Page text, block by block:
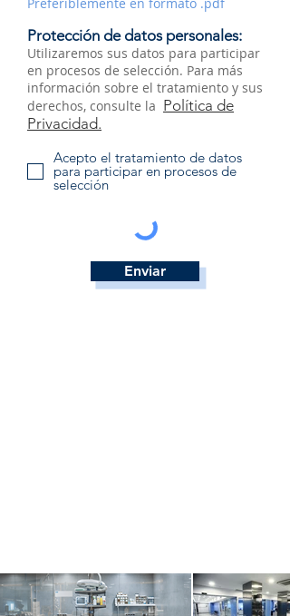
Protección de datos personales:
Utilizaremos sus datos para participar
en procesos de selección. Para más
información sobre el tratamiento y sus
derechos, consulte la Política de
Privacidad.
Acepto el tratamiento de datos
para participar en procesos de
selección
Enviar